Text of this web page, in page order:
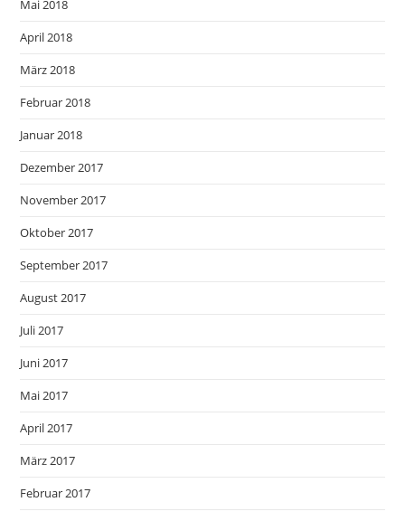
Mai 2018
April 2018
März 2018
Februar 2018
Januar 2018
Dezember 2017
November 2017
Oktober 2017
September 2017
August 2017
Juli 2017
Juni 2017
Mai 2017
April 2017
März 2017
Februar 2017